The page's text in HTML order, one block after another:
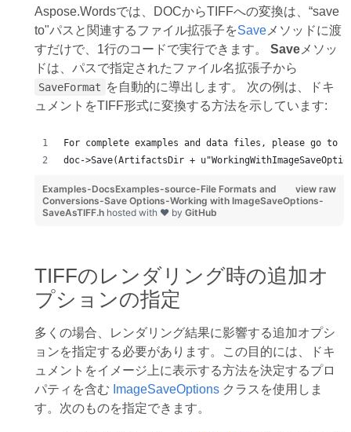
Aspose.Wordsでは、DOCからTIFFへの変換は、“save
to"パスと関連するファイル拡張子をSaveメソッドに渡
すだけで、1行のコードで実行できます。 Saveメソッ
ドは、パスで指定されたファイル名拡張子から
SaveFormat を自動的に導出します。 次の例は、ドキ
ュメントをTIFF形式に変換する方法を示しています:
For complete examples and data files, please go to
doc->Save(ArtifactsDir +
view raw
Examples-DocsExamples-source-File Formats and
Conversions-Save Options-Working with ImageSaveOptions-
SaveAsTIFF.h hosted with ❤ by GitHub
TIFFのレンダリング時の追加オ
プションの指定
多くの場合、レンダリング結果に影響する追加オプシ
ョンを指定する必要があります。この目的には、ドキ
ュメントをイメージ上に表示する方法を決定するプロ
パティを含む ImageSaveOptionsクラスを使用しま
す。次のものを指定できます。